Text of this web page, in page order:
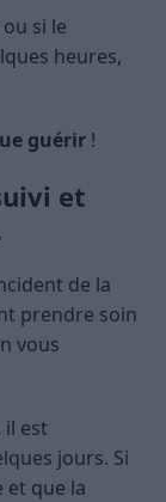
si le
heures,
guérir !
et
de la
prendre soin
vous
est
jours. Si
et que la